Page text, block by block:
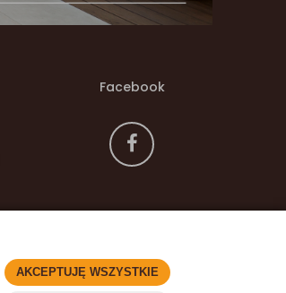
AKCEPTUJĘ WSZYSTKIE
Facebook